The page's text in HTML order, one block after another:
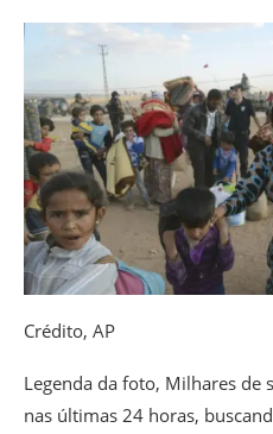
Crédito, AP
Legenda da foto, Milhares de
nas últimas 24 horas,